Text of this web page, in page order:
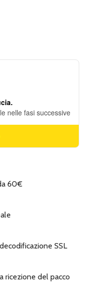
60€
SSL
ricezione del pacco